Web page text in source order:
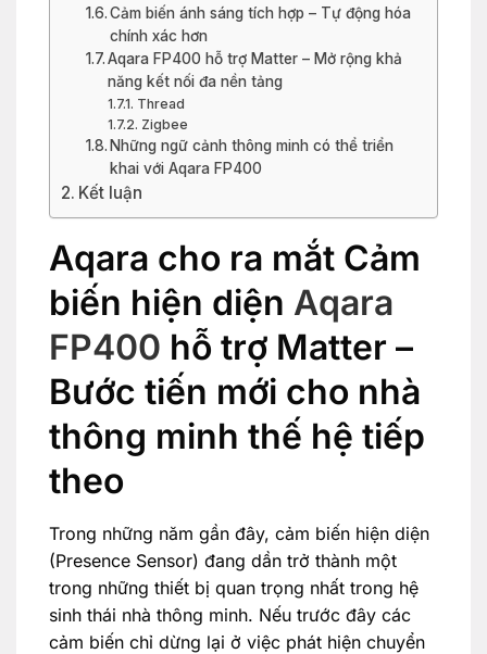
Cảm biến ánh sáng tích hợp – Tự động hóa
chính xác hơn
Aqara FP400 hỗ trợ Matter – Mở rộng khả
năng kết nối đa nền tảng
Thread
Zigbee
Những ngữ cảnh thông minh có thể triển
khai với Aqara FP400
Kết luận
Aqara cho ra mắt Cảm
biến hiện diện Aqara
FP400 hỗ trợ Matter –
Bước tiến mới cho nhà
thông minh thế hệ tiếp
theo
Trong những năm gần đây, cảm biến hiện diện
(Presence Sensor) đang dần trở thành một
trong những thiết bị quan trọng nhất trong hệ
sinh thái nhà thông minh. Nếu trước đây các
cảm biến chỉ dừng lại ở việc phát hiện chuyển